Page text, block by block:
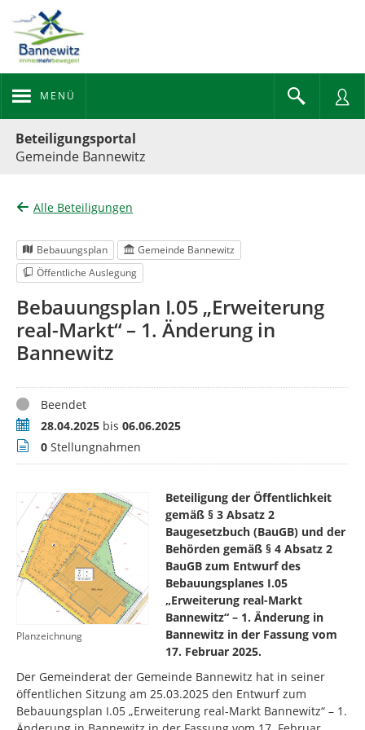
MENÜ
Beteiligungsportal
Gemeinde Bannewitz
Alle Beteiligungen
Bebauungsplan
Gemeinde Bannewitz
Öffentliche Auslegung
Bebauungsplan I.05 „Erweiterung
real-Markt“ – 1. Änderung in
Bannewitz
StatusBeendet
Zeitraum28.04.2025 bis 06.06.2025
Stellungnahmen
0 Stellungnahmen
Planzeichnung
Beteiligung der Öffentlichkeit
gemäß § 3 Absatz 2
Baugesetzbuch (BauGB) und der
Behörden gemäß § 4 Absatz 2
BauGB zum Entwurf des
Bebauungsplanes I.05
„Erweiterung real-Markt
Bannewitz“ – 1. Änderung in
Bannewitz in der Fassung vom
17. Februar 2025.
Der Gemeinderat der Gemeinde Bannewitz hat in seiner
öffentlichen Sitzung am 25.03.2025 den Entwurf zum
Bebauungsplan I.05 „Erweiterung real-Markt Bannewitz“ – 1.